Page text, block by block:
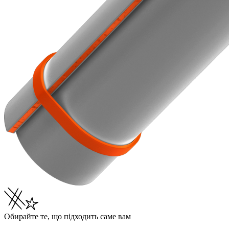
Обирайте те, що підходить саме вам